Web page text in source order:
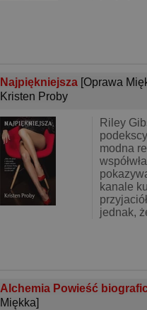
Najpiękniejsza [Oprawa
Kristen Proby
Riley
modna
kanale
jednak,
Alchemia Powieść
Miękka]